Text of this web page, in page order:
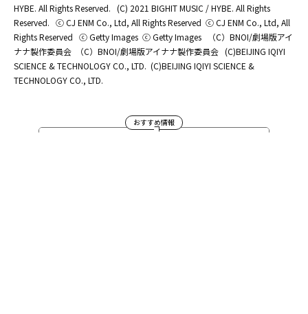
HYBE. All Rights Reserved. (C) 2021 BIGHIT MUSIC / HYBE. All Rights
Reserved. ⓒ CJ ENM Co., Ltd, All Rights Reserved ⓒ CJ ENM Co., Ltd, All
Rights Reserved ⓒ Getty Images ⓒ Getty Images
（C）BNOI/劇場版アイ
ナナ製作委員会
（C）BNOI/劇場版アイナナ製作委員会 (C)BEIJING IQIYI
SCIENCE & TECHNOLOGY CO., LTD. (C)BEIJING IQIYI SCIENCE &
TECHNOLOGY CO., LTD.
おすすめ情報